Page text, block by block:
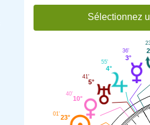
Sélectionnez
3°
36'
4°
55'
5°
41'
10°
40'
23°
01'